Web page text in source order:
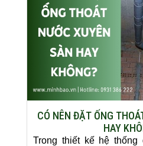
CÓ NÊN ĐẶT ỐNG
HAY
Trong thiết kế hệ